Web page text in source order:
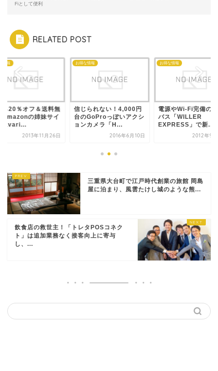
Fiとして便利
RELATED POST
情報
ら20％オフ＆送料無
Amazonの姉妹サイ
javari...
2013年11月26日
お得な情報
信じられない！4,000円
台のGoProっぽいアクシ
ョンカメラ「H...
2016年6月10日
お得な情報
電源やWi-Fi完備の
バス「WILLER
EXPRESS」で新...
2012年9
三重県大台町で江戸時代創業の旅館 岡島
屋に泊まり、風雲たけし城のような熊...
飲食店の救世主！「トレタPOSコネク
ト」は追加業務なく接客向上に寄与
し、...